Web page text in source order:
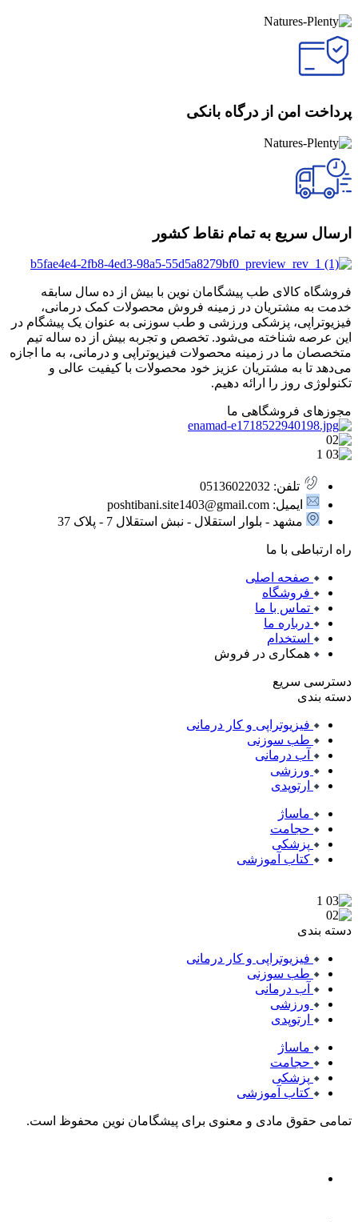
پرداخت امن از درگاه بانکی
ارسال سریع به تمام نقاط کشور
فروشگاه کالای طب پیشگامان نوین با بیش از ده سال سابقه
خدمت به مشتریان در زمینه فروش محصولات کمک درمانی،
فیزیوتراپی، پزشکی ورزشی و طب سوزنی به عنوان یک پیشگام در
این عرصه شناخته می‌شود. تخصص و تجربه بیش از ده ساله تیم
متخصصان ما در زمینه محصولات فیزیوتراپی و درمانی، به ما اجازه
می‌دهد تا به مشتریان عزیز خود محصولات با کیفیت عالی و
تکنولوژی روز را ارائه دهیم.
مجوزهای فروشگاهی ما
تلفن: 05136022032
ایمیل: poshtibani.site1403@gmail.com
مشهد - بلوار استقلال - نبش استقلال 7 - پلاک 37
راه ارتباطی با ما
صفحه اصلی
فروشگاه
تماس با ما
درباره ما
استخدام
همکاری در فروش
دسترسی سریع
دسته بندی
فیزیوتراپی و کار درمانی
طب سوزنی
آب درمانی
ورزشی
ارتوپدی
ماساژ
حجامت
پزشکی
کتاب آموزشی
دسته بندی
فیزیوتراپی و کار درمانی
طب سوزنی
آب درمانی
ورزشی
ارتوپدی
ماساژ
حجامت
پزشکی
کتاب آموزشی
تمامی حقوق مادی و معنوی برای پیشگامان نوین محفوظ است.